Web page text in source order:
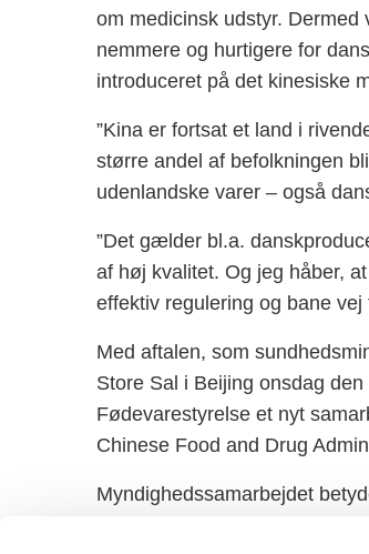
om medicinsk udstyr.
nemmere og hurtigere for
introduceret på det kinesiske
”Kina er fortsat et land i
større andel af befolkningen
udenlandske varer – også
”Det gælder bl.a.
af høj kvalitet. Og jeg håber,
effektiv regulering og bane
Med aftalen, som
Store Sal i Beijing onsdag
Fødevarestyrelse et nyt
Chinese Food and Drug
Myndighedssamarbejdet